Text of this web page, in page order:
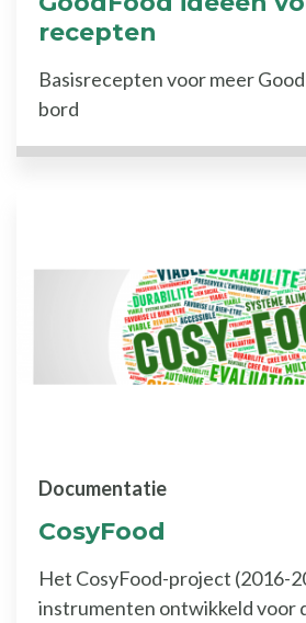
recepten
Basisrecepten voor meer
bord
CosyFood
Documentatie
Het CosyFood-project (2016-
instrumenten ontwikkeld voor